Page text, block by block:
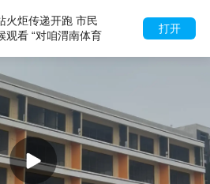
冠军白雨露 执棒省十八运
棒火炬手 “传递圣火比上场